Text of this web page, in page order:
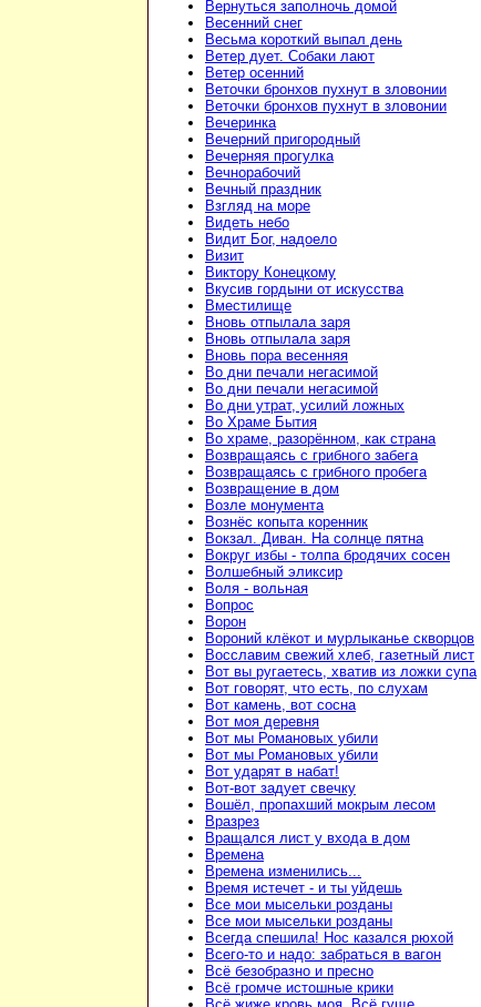
Вернуться заполночь домой
Весенний снег
Весьма короткий выпал день
Ветер дует. Собаки лают
Ветер осенний
Веточки бронхов пухнут в зловонии
Веточки бронхов пухнут в зловонии
Вечеринка
Вечерний пригородный
Вечерняя прогулка
Вечнорабочий
Вечный праздник
Взгляд на море
Видеть небо
Видит Бог, надоело
Визит
Виктору Конецкому
Вкусив гордыни от искусства
Вместилище
Вновь отпылала заря
Вновь отпылала заря
Вновь пора весенняя
Во дни печали негасимой
Во дни печали негасимой
Во дни утрат, усилий ложных
Во Храме Бытия
Во храме, разорённом, как страна
Возвращаясь с грибного забега
Возвращаясь с грибного пробега
Возвращение в дом
Возле монумента
Вознёс копыта коренник
Вокзал. Диван. На солнце пятна
Вокруг избы - толпа бродячих сосен
Волшебный эликсир
Воля - вольная
Вопрос
Ворон
Вороний клёкот и мурлыканье скворцов
Восславим свежий хлеб, газетный лист
Вот вы ругаетесь, хватив из ложки супа
Вот говорят, что есть, по слухам
Вот камень, вот сосна
Вот моя деревня
Вот мы Романовых убили
Вот мы Романовых убили
Вот ударят в набат!
Вот-вот задует свечку
Вошёл, пропахший мокрым лесом
Вразрез
Вращался лист у входа в дом
Времена
Времена изменились...
Время истечет - и ты уйдешь
Все мои мысельки розданы
Все мои мысельки розданы
Всегда спешила! Нос казался рюхой
Всего-то и надо: забраться в вагон
Всё безобразно и пресно
Всё громче истошные крики